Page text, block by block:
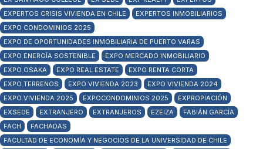
EXPERTOS CRISIS VIVIENDA EN CHILE
EXPERTOS INMOBILIARIOS
EXPO CONDOMINIOS 2025
EXPO DE OPORTUNIDADES INMOBILIARIA DE PUERTO VARAS
EXPO ENERGÍA SOSTENIBLE
EXPO MERCADO INMOBILIARIO
EXPO OSAKA
EXPO REAL ESTATE
EXPO RENTA CORTA
EXPO TERRENOS
EXPO VIVIENDA 2023
EXPO VIVIENDA 2024
EXPO VIVIENDA 2025
EXPOCONDOMINIOS 2025
EXPROPIACIÓN
EXSEDE
EXTRANJERO EXTRANJEROS EZEIZA
FABIÁN GARCÍA
FACH
FACHADAS
FACULTAD DE ECONOMÍA Y NEGOCIOS DE LA UNIVERSIDAD DE CHILE